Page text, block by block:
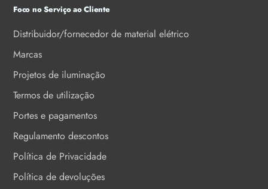
Foco no Serviço ao Cliente
Distribuidor/fornecedor de material elétrico
Marcas
Projetos de iluminação
Termos de utilização
Portes e pagamentos
Regulamento descontos
Política de Privacidade
Política de devoluções